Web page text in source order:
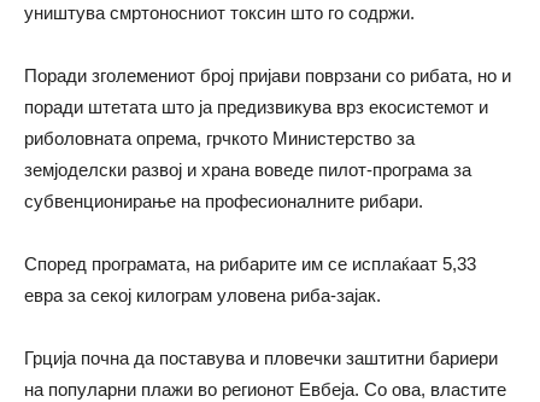
уништува смртоносниот токсин што го содржи.
Поради зголемениот број пријави поврзани со рибата, но и
поради штетата што ја предизвикува врз екосистемот и
риболовната опрема, грчкото Министерство за
земјоделски развој и храна воведе пилот-програма за
субвенционирање на професионалните рибари.
Според програмата, на рибарите им се исплаќаат 5,33
евра за секој килограм уловена риба-зајак.
Грција почна да поставува и пловечки заштитни бариери
на популарни плажи во регионот Евбеја. Со ова, властите